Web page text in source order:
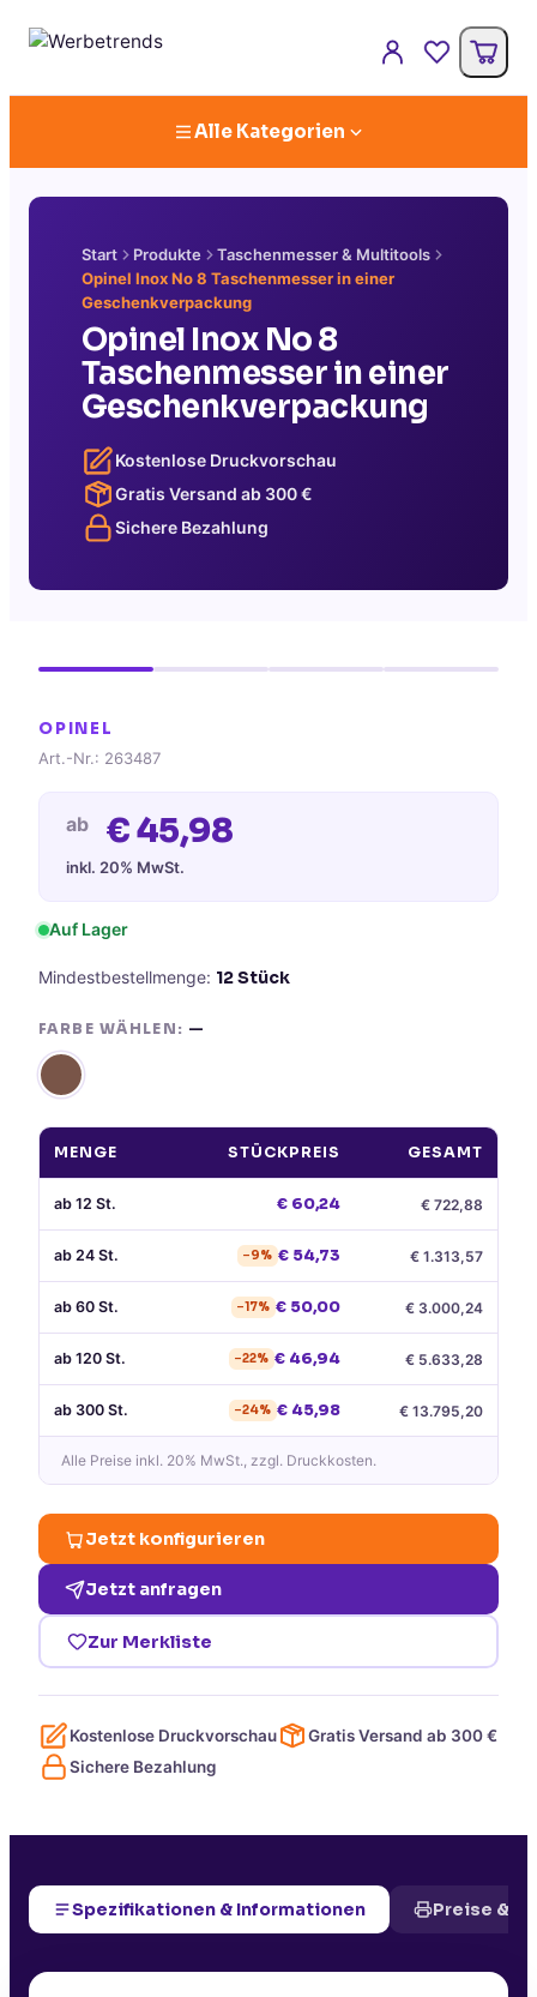
Alle Kategorien
Start Produkte
Taschenmesser & Multitools
Opinel Inox No 8 Taschenmesser in einer
Geschenkverpackung
Opinel Inox No 8
Taschenmesser in einer
Geschenkverpackung
Kostenlose Druckvorschau
Gratis Versand ab 300€
Sichere Bezahlung
OPINEL
Art.-Nr.: 263487
ab €45,98
inkl. 20% MwSt.
Auf Lager
Mindestbestellmenge: 12Stück
FARBE WÄHLEN: —
MENGE STÜCKPREIS GESAMT
ab 12 St. € 60,24 € 722,88
ab 24 St. −9% € 54,73 € 1.313,57
ab 60 St. −17% € 50,00 € 3.000,24
ab 120 St. −22% € 46,94 € 5.633,28
ab 300 St. −24% € 45,98 € 13.795,20
Alle Preise inkl. 20% MwSt., zzgl. Druckkosten.
Jetzt konfigurieren
Jetzt anfragen
Zur Merkliste
Kostenlose Druckvorschau Gratis Versand ab 300€
Sichere Bezahlung
Spezifikationen & Informationen Preise &